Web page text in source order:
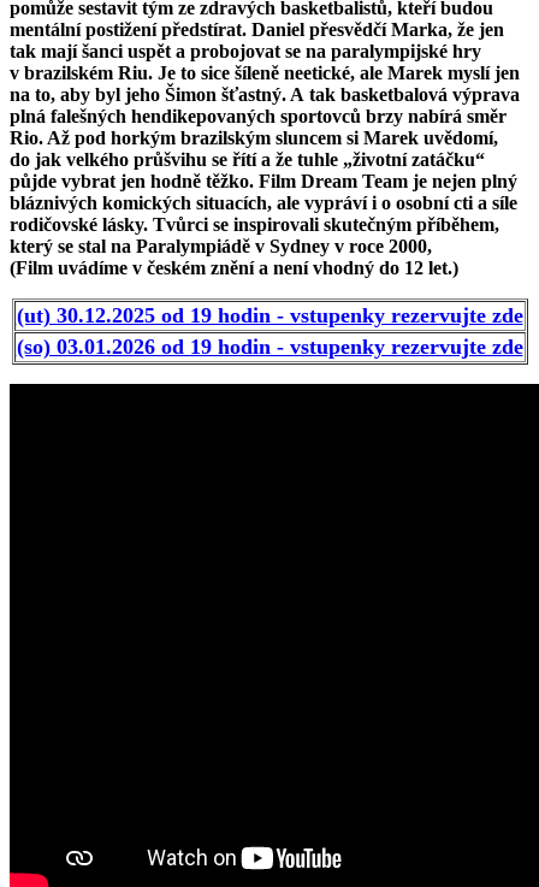
pomůže sestavit tým ze zdravých basketbalistů, kteří budou
mentální postižení předstírat. Daniel přesvědčí Marka, že jen
tak mají šanci uspět a probojovat se na paralympijské hry
v brazilském Riu. Je to sice šíleně neetické, ale Marek myslí jen
na to, aby byl jeho Šimon šťastný. A tak basketbalová výprava
plná falešných hendikepovaných sportovců brzy nabírá směr
Rio. Až pod horkým brazilským sluncem si Marek uvědomí,
do jak velkého průšvihu se řítí a že tuhle „životní zatáčku“
půjde vybrat jen hodně těžko. Film Dream Team je nejen plný
bláznivých komických situacích, ale vypráví i o osobní cti a síle
rodičovské lásky. Tvůrci se inspirovali skutečným příběhem,
který se stal na Paralympiádě v Sydney v roce 2000,
(Film uvádíme v českém znění a není vhodný do 12 let.)
(ut) 30.12.2025 od 19 hodin - vstupenky rezervujte zde
(so) 03.01.2026 od 19 hodin - vstupenky rezervujte zde